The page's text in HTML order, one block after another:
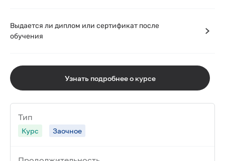
Выдается ли диплом или сертификат после
обучения
Узнать подробнее о курсе
Тип
Курс Заочное